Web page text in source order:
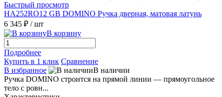
Быстрый просмотр
HA252RO12 GB DOMINO Ручка дверная, матовая латунь
6 345 ₽ / шт
В корзину
Подробнее
Купить в 1 клик Сравнение
В избранное
В наличии
Ручка DOMINO строится на прямой линии — прямоугольное
тело с ровн...